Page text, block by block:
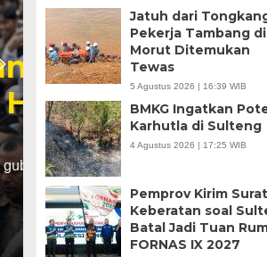
Kesaksian
Industri
Minggu, 5 Jan 2025 - 18:59 WIB
HARIANSULTENG.COM,
punggung ekspor nasional.
Jatuh dari
Pekerja Tambang di
Morut Ditemukan
Tewas
5 Agustus 2026 | 16:39 WIB
BMKG Ingatkan
Karhutla di Sulteng
4 Agustus 2026 | 17:25 WIB
Pemprov Kirim Surat
Keberatan soal
Batal Jadi Tuan
FORNAS IX 2027